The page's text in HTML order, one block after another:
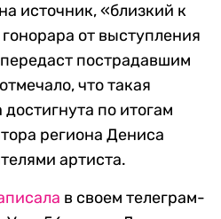
источник, «близкий к
от выступления
пострадавшим
что такая
по итогам
региона Дениса
артиста.
в своем телеграм-